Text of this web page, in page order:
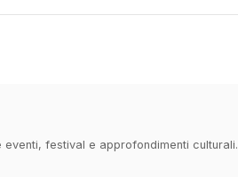
festival e approfondimenti culturali.